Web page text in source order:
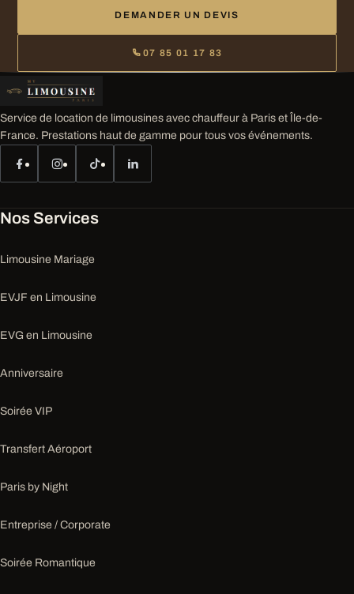
DEMANDER UN DEVIS
07 85 01 17 83
Service de location de limousines avec chauffeur à Paris et Île-de-
France. Prestations haut de gamme pour tous vos événements.
Nos Services
Limousine Mariage
EVJF en Limousine
EVG en Limousine
Anniversaire
Soirée VIP
Transfert Aéroport
Paris by Night
Entreprise / Corporate
Soirée Romantique